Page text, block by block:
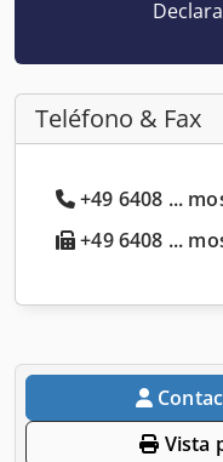
Teléfono & Fax
+49 6408 ...
+49 6408 ...
Vista